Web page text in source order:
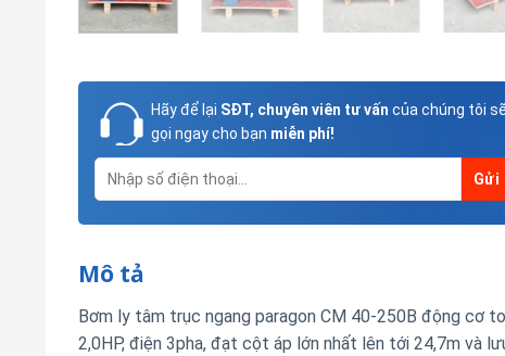
Hãy để lại SĐT, chuyên viên tư vấn của chúng tôi sẽ
gọi ngay cho bạn miễn phí!
Mô tả
Bơm ly tâm trục ngang paragon CM 40-250B động cơ
2,0HP, điện 3pha, đạt cột áp lớn nhất lên tới 24,7m và